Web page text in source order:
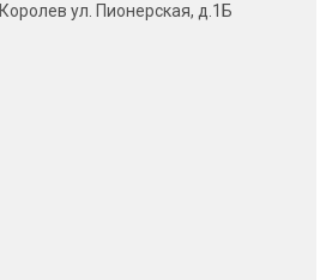
ул. Пионерская, д.1Б